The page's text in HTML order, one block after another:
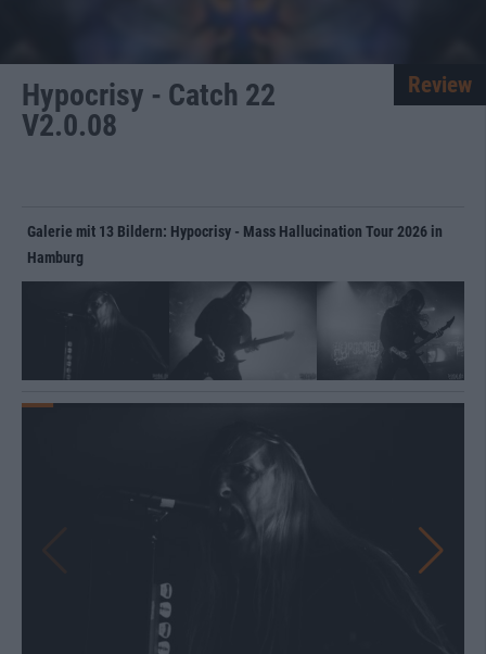
Hypocrisy - Catch 22
V2.0.08
Review
Galerie mit 13 Bildern: Hypocrisy - Mass Hallucination Tour 2026 in
Hamburg